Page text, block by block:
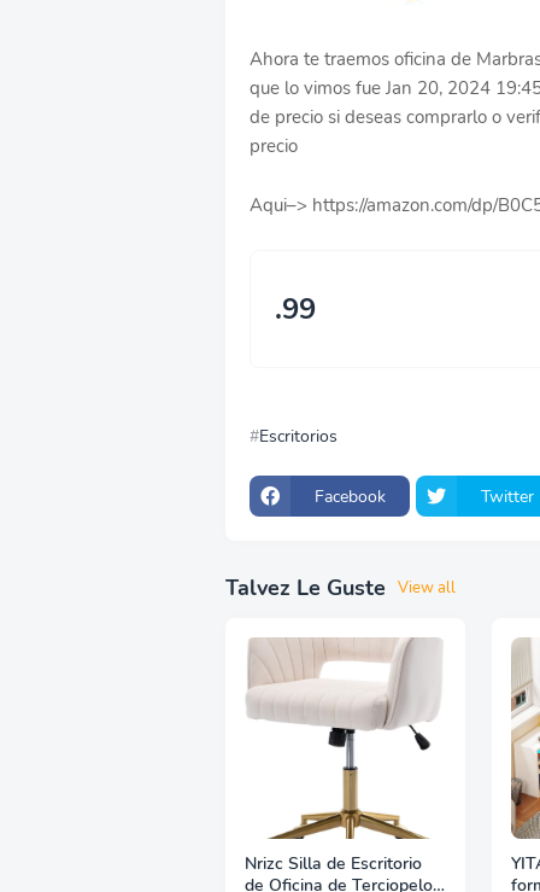
Ahora te traemos oficina de
que lo vimos fue Jan 20, 2024
de precio si deseas comprarlo o
precio
Aqui–> https://amazon.com/dp/
.99
Escritorios
Facebook Twitter
Talvez Le Guste View all
Nrizc Silla de Escritorio
de Oficina de Terciopelo,